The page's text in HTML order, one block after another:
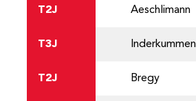
T2J Aeschlimann
T3J Inderkummen
T2J Bregy